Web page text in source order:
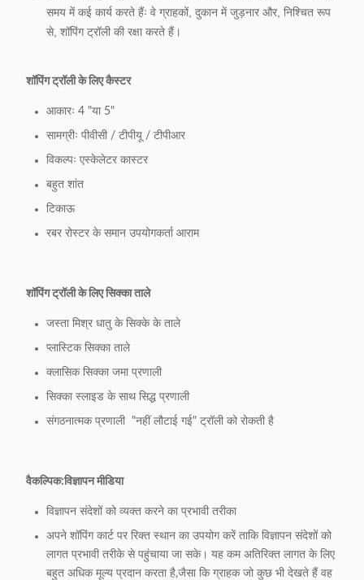
समय में कई कार्य करते हैंः वे ग्राहकों, दुकान में जुड़नार और, निश्चित रूप
से, शॉपिंग ट्रॉली की रक्षा करते हैं।
शॉपिंग ट्रॉली के लिए कैस्टर
आकारः 4 "या 5"
सामग्रीः पीवीसी / टीपीयू / टीपीआर
विकल्पः एस्केलेटर कास्टर
बहुत शांत
टिकाऊ
रबर रोस्टर के समान उपयोगकर्ता आराम
शॉपिंग ट्रॉली के लिए सिक्का ताले
जस्ता मिश्र धातु के सिक्के के ताले
प्लास्टिक सिक्का ताले
क्लासिक सिक्का जमा प्रणाली
सिक्का स्लाइड के साथ सिद्ध प्रणाली
संगठनात्मक प्रणाली ️ "नहीं लौटाई गई" ट्रॉली को रोकती है
वैकल्पिक:विज्ञापन मीडिया
विज्ञापन संदेशों को व्यक्त करने का प्रभावी तरीका
अपने शॉपिंग कार्ट पर रिक्त स्थान का उपयोग करें ताकि विज्ञापन संदेशों को
लागत प्रभावी तरीके से पहुंचाया जा सके। यह कम अतिरिक्त लागत के लिए
बहुत अधिक मूल्य प्रदान करता है,जैसा कि ग्राहक जो कुछ भी देखते हैं वह